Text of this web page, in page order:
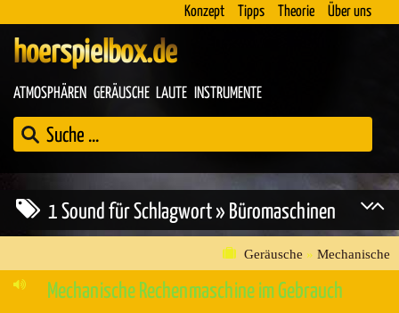
Konzept Tipps Theorie Über uns
hoerspielbox.de
ATMOSPHÄREN GERÄUSCHE LAUTE INSTRUMENTE
1 Sound für Schlagwort » Büromaschinen
Geräusche » Mechanische
Mechanische Rechenmaschine im Gebrauch